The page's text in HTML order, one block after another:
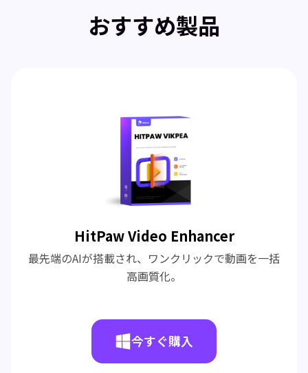
おすすめ製品
HitPaw Video Enhancer
最先端のAIが搭載され、ワンクリックで動画を一括
高画質化。
今すぐ購入